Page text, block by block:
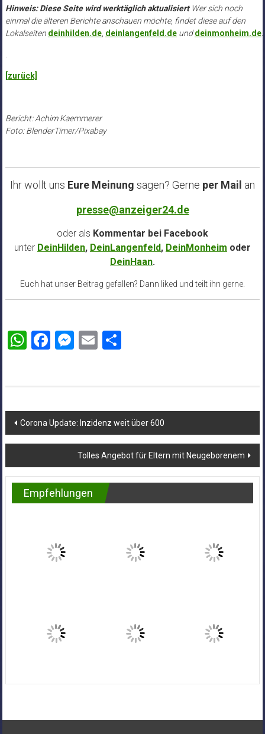
Hinweis: Diese Seite wird werktäglich aktualisiert Wer sich noch
einmal die älteren Berichte anschauen möchte, findet diese auf den
Lokalseiten deinhilden.de, deinlangenfeld.deunddeinmonheim.de.
[zurück]
Bericht: Achim Kaemmerer
Foto: BlenderTimer/Pixabay
Ihr wollt uns Eure Meinung sagen? Gerne per Mail an
presse@anzeiger24.de
oder als Kommentar bei Facebook
unter DeinHilden, DeinLangenfeld, DeinMonheim oder
DeinHaan.
Euch hat unser Beitrag gefallen? Dann liked und teilt ihn gerne.
WhatsApp
Facebook
Messenger
EmailTeilen
Beitragsnavigation
Corona Update: Inzidenz weit über 600
Tolles Angebot für Eltern mit Neugeborenem
Empfehlungen